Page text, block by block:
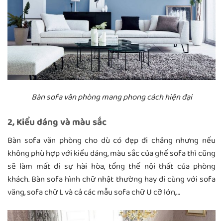
Bàn sofa văn phòng mang phong cách hiện đại
2, Kiểu dáng và màu sắc
Bàn sofa văn phòng cho dù có đẹp đi chăng nhưng nếu
không phù hợp với kiểu dáng, màu sắc của ghế sofa thì cũng
sẽ làm mất đi sự hài hòa, tổng thể nội thất của phòng
khách. Bàn sofa hình chữ nhật thường hay đi cùng với sofa
văng, sofa chữ L và cả các mẫu sofa chữ U cỡ lớn,…